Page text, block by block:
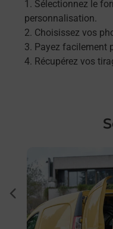
Sélectionnez le
personnalisation.
Choisissez vos
Payez facilement
Récupérez vos
En savoir plus